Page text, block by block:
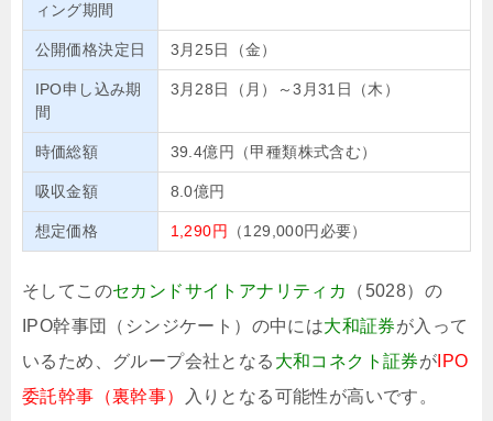
ィング期間
公開価格決定日 3月25日（金）
IPO申し込み期
間
3月28日（月）～3月31日（木）
時価総額 39.4億円（甲種類株式含む）
吸収金額 8.0億円
想定価格 1,290円 （129,000円必要）
そしてこのセカンドサイトアナリティカ
（5028）の
IPO幹事団（シンジケート）の中には大和証券が入って
いるため、グループ会社となる 大和コネクト証券が IPO
委託幹事（裏幹事）
入りとなる可能性が高いです。